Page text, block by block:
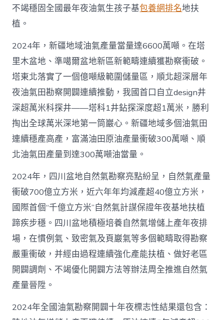
不竭穩固全國最年夜油氣生孩子基包養網排名地扶
植。
2024年，新疆地域油氣產量當量達6600萬噸。在塔
里木盆地、準噶爾盆地新區新範疇連續獲勘察衝破。
塔東北落實了一個億噸級範圍儲量區，順北超深層年
夜油氣田勘察開闢連續推動，我國首口自立design井
深超萬米科探井——塔科1井鉆探深度超1萬米，勝利
掏出全球萬米深地第一筒巖心。新疆地域多個油氣田
連續穩產高產，富滿油田原油產量衝破300萬噸、順
北油氣田產量到達300萬噸油當量。
2024年，四川盆地自然氣勘察亮點紛呈，自然氣產量
衝破700億立方米，近六年年均減產超40億立方米，
國際首個“千億立方米”自然氣計謀保證年夜基地扶植
蹄疾步穩。四川盆地積極培養自然氣增儲上產年夜排
場，在慣例氣、致密氣及頁巖氣等多個範疇取得勘察
嚴重衝破，并經由過程連續強化產能扶植、做好老區
開闢調劑、不竭優化開闢方法等辦法周全推進自然氣
產量晉陞。
2024年全國油氣勘察開闢十年夜標志性結果還包含：